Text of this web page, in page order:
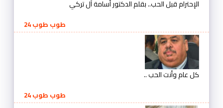
الإحترام قبل الحب.. بقلم الدكتور أسامة آل تركي
طوب طوب 24
كل عام وأنت الحب ..
طوب طوب 24